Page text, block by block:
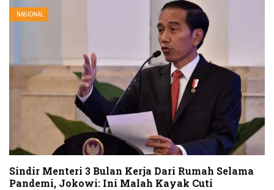
NASIONAL
Sindir Menteri 3 Bulan Kerja Dari Rumah Selama
Pandemi, Jokowi: Ini Malah Kayak Cuti